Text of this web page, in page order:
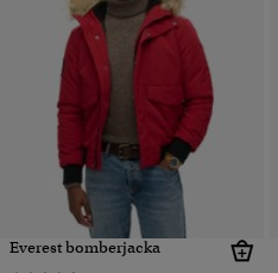
Everest bomberjacka